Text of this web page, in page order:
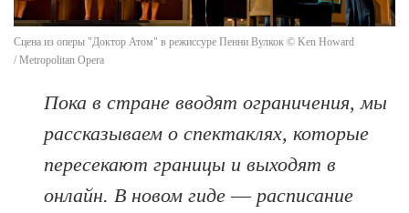
Сцена из оперы "Доктор Атом" в режиссуре Пенни Вулкок © Ken Howard
/ Metropolitan Opera
Пока в стране вводят ограничения, мы
рассказываем о спектаклях, которые
пересекают границы и выходят в
онлайн. В новом гиде –– расписание